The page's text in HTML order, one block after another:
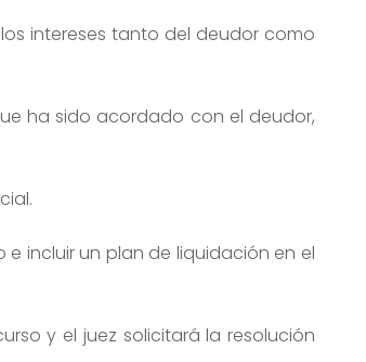
intereses tanto del deudor como
ha sido acordado con el deudor,
incluir un plan de liquidación en el
y el juez solicitará la resolución